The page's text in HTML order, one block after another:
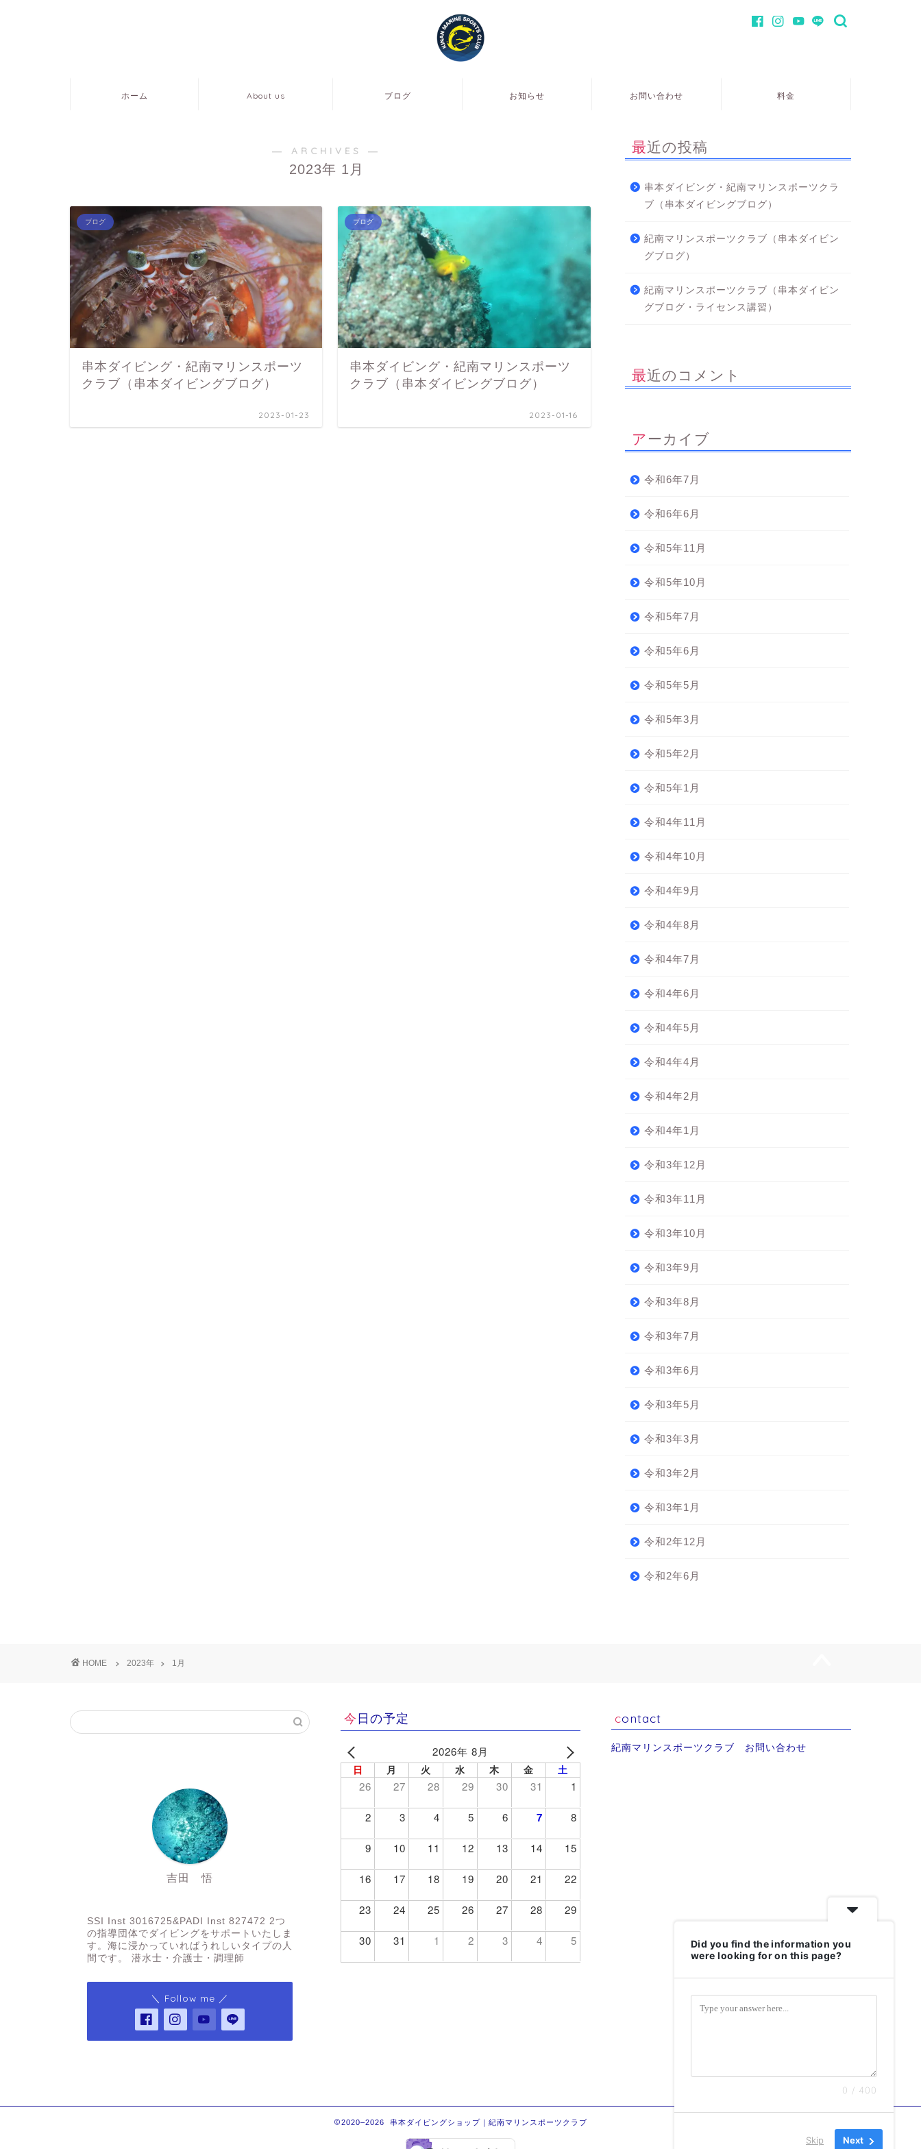
ホーム About us ブログ お知らせ お問い合わせ 料金
― ARCHIVES ―
2023年 1月
ブログ
串本ダイビング・紀南マリンスポーツ
クラブ（串本ダイビングブログ）
2023-01-23
ブログ
串本ダイビング・紀南マリンスポーツ
クラブ（串本ダイビングブログ）
2023-01-16
最近の投稿
串本ダイビング・紀南マリンスポーツクラ
ブ（串本ダイビングブログ）
紀南マリンスポーツクラブ（串本ダイビン
グブログ）
紀南マリンスポーツクラブ（串本ダイビン
グブログ・ライセンス講習）
最近のコメント
アーカイブ
令和6年7月
令和6年6月
令和5年11月
令和5年10月
令和5年7月
令和5年6月
令和5年5月
令和5年3月
令和5年2月
令和5年1月
令和4年11月
令和4年10月
令和4年9月
令和4年8月
令和4年7月
令和4年6月
令和4年5月
令和4年4月
令和4年2月
令和4年1月
令和3年12月
令和3年11月
令和3年10月
令和3年9月
令和3年8月
令和3年7月
令和3年6月
令和3年5月
令和3年3月
令和3年2月
令和3年1月
令和2年12月
令和2年6月
HOME 2023年 1月
吉田 悟
SSI Inst 3016725&PADI Inst 827472 2つ
の指導団体でダイビングをサポートいたしま
す。海に浸かっていればうれしいタイプの人
間です。 潜水士・介護士・調理師
＼ Follow me ／
今日の予定
2026年 8月
日 月 火 水 木 金 土
26 27 28 29 30 31 1
2 3 4 5 6 7 8
9 10 11 12 13 14 15
16 17 18 19 20 21 22
23 24 25 26 27 28 29
30 31 1 2 3 4 5
contact
紀南マリンスポーツクラブ お問い合わせ
2020–2026 串本ダイビングショップ｜紀南マリンスポーツクラブ
Did you find the information you
were looking for on this page?
0 / 400
Skip Next